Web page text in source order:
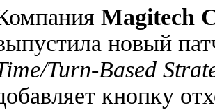
Magitech
новый
Turn-Based
кнопку